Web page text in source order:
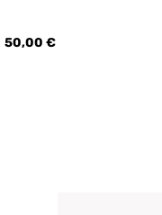
50,00 €